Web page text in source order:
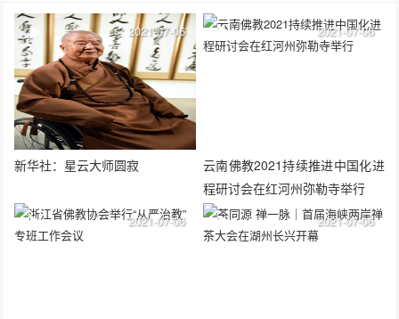
新华社：星云大师圆寂
2021-07-06
云南佛教2021持续推进中国化进
程研讨会在红河州弥勒寺举行
2021-07-06
2021-07-06 2021-07-06